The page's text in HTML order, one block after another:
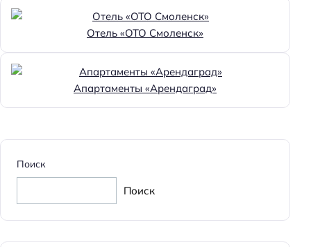
Отель «ОТО Смоленск»
Апартаменты «Арендаград»
Поиск
Поиск